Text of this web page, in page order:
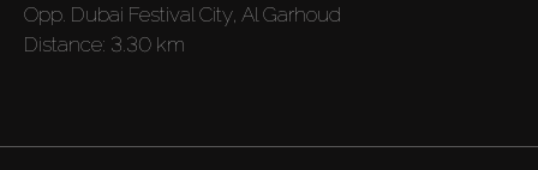
Opp. Dubai Festival City, Al Garhoud
Distance: 3.30 km